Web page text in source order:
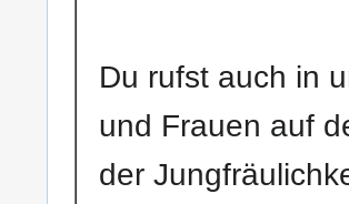
Du rufst auch in
und Frauen auf
der